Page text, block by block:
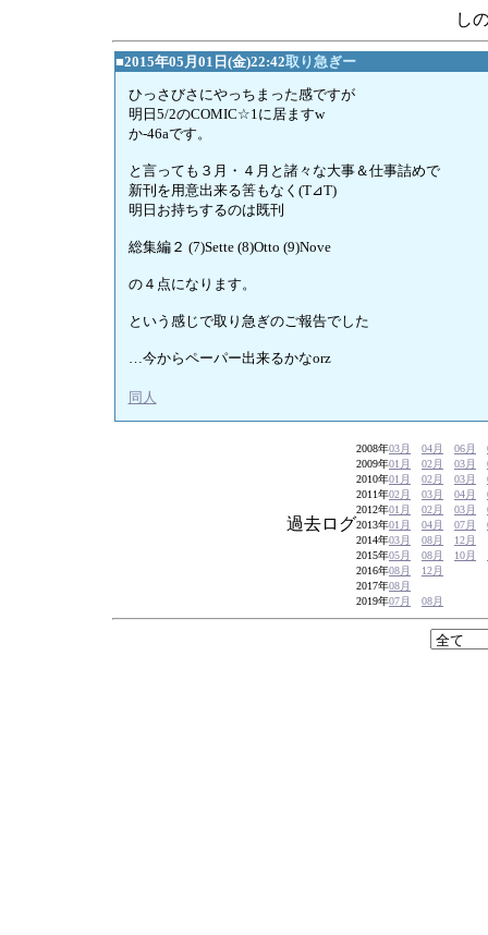
し
■2015年05月01日(金)22:42取り急ぎー
ひっさびさにやっちまった感ですが
明日5/2のCOMIC☆1に居ますw
か-46aです。
と言っても３月・４月と諸々な大事＆仕事詰めで
新刊を用意出来る筈もなく(T⊿T)
明日お持ちするのは既刊
総集編２ (7)Sette (8)Otto (9)Nove
の４点になります。
という感じで取り急ぎのご報告でした
…今からペーパー出来るかなorz
同人
過去ログ
2008年03月 04月 06月
2009年01月 02月 03月
2010年01月 02月 03月
2011年02月 03月 04月
2012年01月 02月 03月
2013年01月 04月 07月
2014年03月 08月
12月
2015年05月 08月 10月
2016年08月
12月
2017年08月
2019年07月 08月